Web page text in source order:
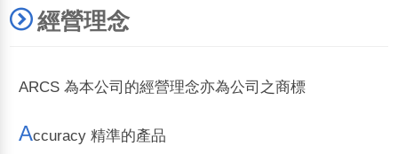
經營理念
ARCS 為本公司的經營理念亦為公司之商標
Accuracy 精準的產品